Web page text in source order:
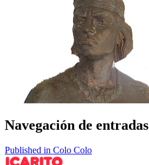
Navegación de entradas
Published in Colo Colo